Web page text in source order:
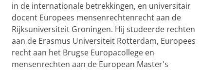
in de internationale betrekkingen, en universitair
docent Europees mensenrechtenrecht aan de
Rijksuniversiteit Groningen. Hij studeerde rechten
aan de Erasmus Universiteit Rotterdam, Europees
recht aan het Brugse Europacollege en
mensenrechten aan de European Master's